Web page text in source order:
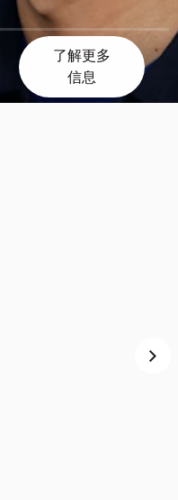
了解更多
信息